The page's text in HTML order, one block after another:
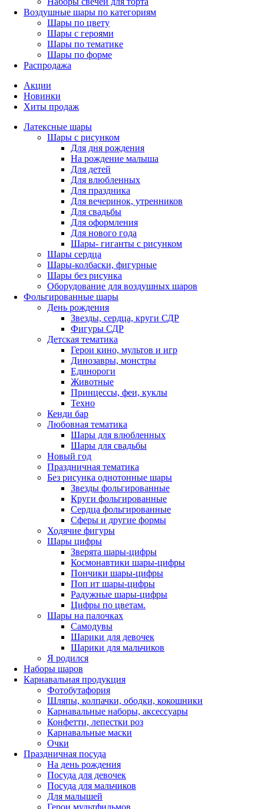
Воздушные шары по категориям
Шары по цвету
Шары с героями
Шары по тематике
Шары по форме
Распродажа
Акции
Новинки
Хиты продаж
Латексные шары
Шары с рисунком
Для дня рождения
На рождение малыша
Для детей
Для влюбленных
Для праздника
Для вечеринок, утренников
Для свадьбы
Для оформления
Для нового года
Шары- гиганты с рисунком
Шары сердца
Шары-колбаски, фигурные
Шары без рисунка
Оборудование для воздушных шаров
Фольгированные шары
День рождения
Звезды, сердца, круги СДР
Фигуры СДР
Детская тематика
Герои кино, мультов и игр
Динозавры, монстры
Единороги
Животные
Принцессы, феи, куклы
Техно
Кенди бар
Любовная тематика
Шары для влюбленных
Шары для свадьбы
Новый год
Праздничная тематика
Без рисунка однотонные шары
Звезды фольгированные
Круги фольгированные
Сердца фольгированные
Сферы и другие формы
Ходячие фигуры
Шары цифры
Зверята шары-цифры
Космонавтики шары-цифры
Пончики шары-цифры
Поп ит шары-цифры
Радужные шары-цифры
Цифры по цветам.
Шары на палочках
Самодувы
Шарики для девочек
Шарики для мальчиков
Я родился
Наборы шаров
Карнавальная продукция
Фотобутафория
Шляпы, колпачки, ободки, кокошники
Карнавальные наборы, аксессуары
Конфетти, лепестки роз
Карнавальные маски
Очки
Праздничная посуда
На день рождения
Посуда для девочек
Посуда для мальчиков
Для малышей
Герои мультфильмов